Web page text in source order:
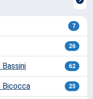
7
26
62
Bicocca 25